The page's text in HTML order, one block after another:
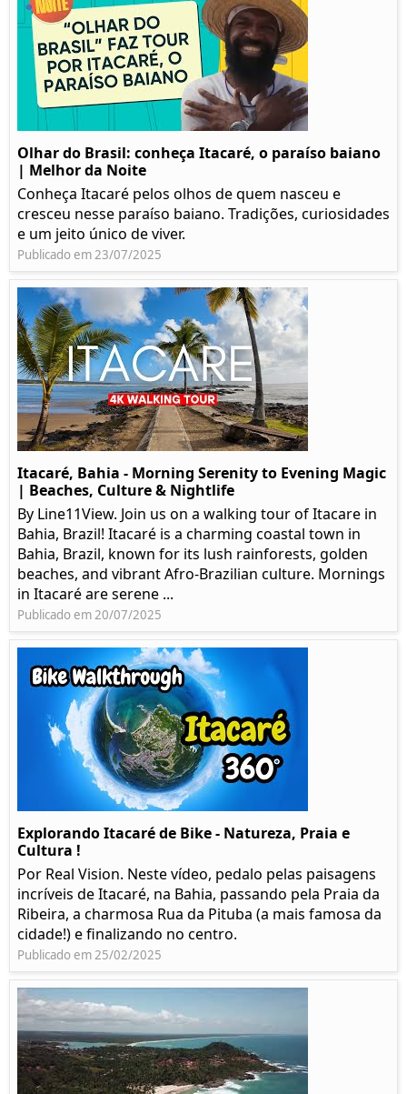
Olhar do Brasil: conheça Itacaré, o paraíso baiano
| Melhor da Noite
Conheça Itacaré pelos olhos de quem nasceu e
cresceu nesse paraíso baiano. Tradições, curiosidades
e um jeito único de viver.
Publicado em 23/07/2025
Itacaré, Bahia - Morning Serenity to Evening Magic
| Beaches, Culture & Nightlife
By Line11View. Join us on a walking tour of Itacare in
Bahia, Brazil! Itacaré is a charming coastal town in
Bahia, Brazil, known for its lush rainforests, golden
beaches, and vibrant Afro-Brazilian culture. Mornings
in Itacaré are serene ...
Publicado em 20/07/2025
Explorando Itacaré de Bike - Natureza, Praia e
Cultura !
Por Real Vision. Neste vídeo, pedalo pelas paisagens
incríveis de Itacaré, na Bahia, passando pela Praia da
Ribeira, a charmosa Rua da Pituba (a mais famosa da
cidade!) e finalizando no centro.
Publicado em 25/02/2025